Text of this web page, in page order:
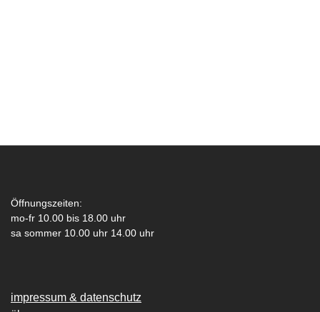
Öffnungszeiten:
mo-fr 10.00 bis 18.00 uhr
sa sommer 10.00 uhr 14.00 uhr
impressum & datenschutz